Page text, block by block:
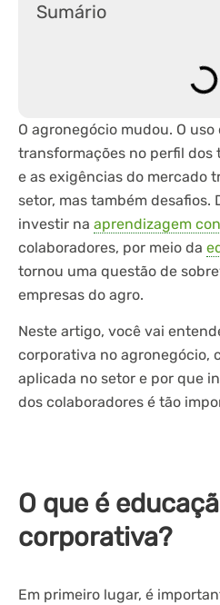
Sumário
O agronegócio mudou. O
transformações no perfil dos
e as exigências do mercado
setor, mas também desafios.
investir na aprendizagem
colaboradores, por meio da
tornou uma questão de
empresas do agro.
Neste artigo, você vai
corporativa no agronegócio,
aplicada no setor e por que
dos colaboradores é tão
O que é
corporativa?
Em primeiro lugar, é